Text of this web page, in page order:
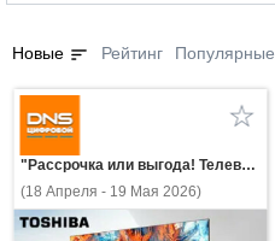
Новые sort Рейтинг Популярные
"Рассрочка или выгода! Телевизоры Toshiba С350"
(18 Апреля - 19 Мая 2026)